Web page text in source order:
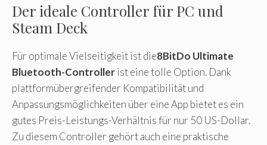
Der ideale Controller für PC und
Steam Deck
Für optimale Vielseitigkeit ist die8BitDo Ultimate
Bluetooth-Controllerist eine tolle Option. Dank
plattformübergreifender Kompatibilität und
Anpassungsmöglichkeiten über eine App bietet es ein
gutes Preis-Leistungs-Verhältnis für nur 50 US-Dollar.
Zu diesem Controller gehört auch eine praktische